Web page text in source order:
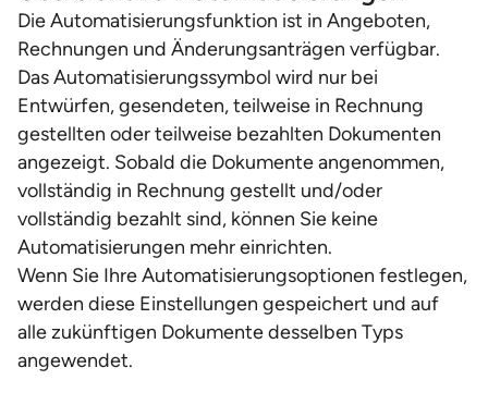
Die Automatisierungsfunktion ist in Angeboten,
Rechnungen und Änderungsanträgen verfügbar.
Das Automatisierungssymbol wird nur bei
Entwürfen, gesendeten, teilweise in Rechnung
gestellten oder teilweise bezahlten Dokumenten
angezeigt. Sobald die Dokumente angenommen,
vollständig in Rechnung gestellt und/oder
vollständig bezahlt sind, können Sie keine
Automatisierungen mehr einrichten.
Wenn Sie Ihre Automatisierungsoptionen festlegen,
werden diese Einstellungen gespeichert und auf
alle zukünftigen Dokumente desselben Typs
angewendet.